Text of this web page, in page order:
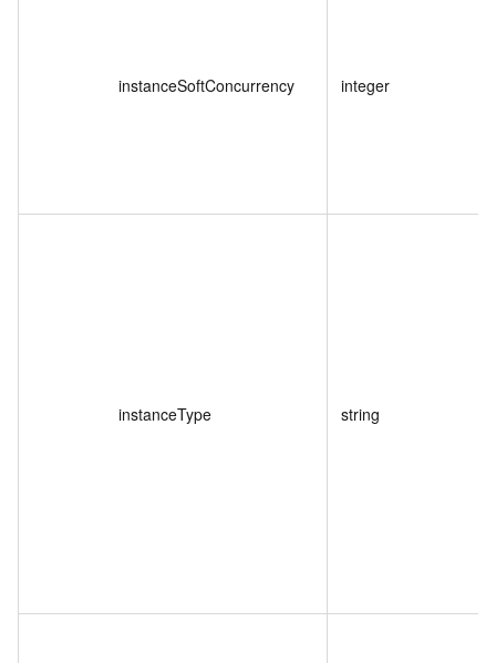
instanceSoftConcurrency integer
instanceType string